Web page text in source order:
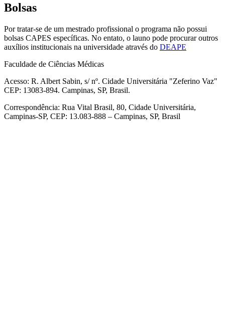
Bolsas
Por tratar-se de um mestrado profissional o programa não possui
bolsas CAPES específicas. No entato, o launo pode procurar outros
auxílios institucionais na universidade através do DEAPE
Faculdade de Ciências Médicas
Acesso: R. Albert Sabin, s/ nº. Cidade Universitária "Zeferino Vaz"
CEP: 13083-894. Campinas, SP, Brasil.
Correspondência: Rua Vital Brasil, 80, Cidade Universitária,
Campinas-SP, CEP: 13.083-888 – Campinas, SP, Brasil